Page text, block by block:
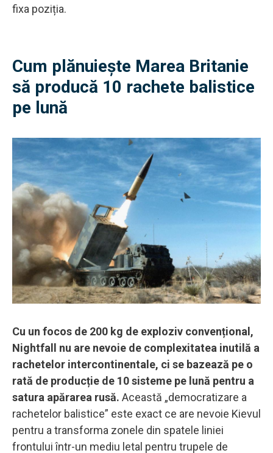
fixa poziția.
Cum plănuiește Marea Britanie
să producă 10 rachete balistice
pe lună
Cu un focos de 200 kg de exploziv convențional,
Nightfall nu are nevoie de complexitatea inutilă a
rachetelor intercontinentale, ci se bazează pe o
rată de producție de 10 sisteme pe lună pentru a
satura apărarea rusă. Această „democratizare a
rachetelor balistice” este exact ce are nevoie Kievul
pentru a transforma zonele din spatele liniei
frontului într-un mediu letal pentru trupele de